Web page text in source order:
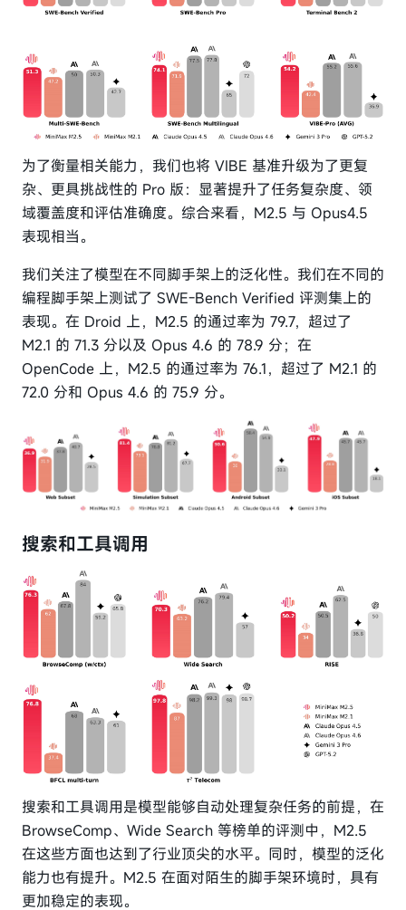
为了衡量相关能力，我们也将 VIBE 基准升级为了更复
杂、更具挑战性的 Pro 版：显著提升了任务复杂度、领
域覆盖度和评估准确度。综合来看，M2.5 与 Opus4.5
表现相当。
我们关注了模型在不同脚手架上的泛化性。我们在不同的
编程脚手架上测试了 SWE-Bench Verified 评测集上的
表现。在 Droid 上，M2.5 的通过率为 79.7，超过了
M2.1 的 71.3 分以及 Opus 4.6 的 78.9 分；在
OpenCode 上，M2.5 的通过率为 76.1，超过了 M2.1 的
72.0 分和 Opus 4.6 的 75.9 分。
搜索和工具调用
搜索和工具调用是模型能够自动处理复杂任务的前提，在
BrowseComp、Wide Search 等榜单的评测中，M2.5
在这些方面也达到了行业顶尖的水平。同时，模型的泛化
能力也有提升。M2.5 在面对陌生的脚手架环境时，具有
更加稳定的表现。